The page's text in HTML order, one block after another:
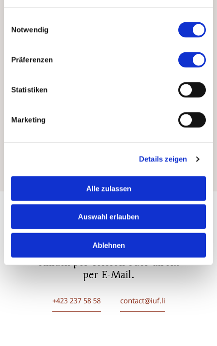
Notwendig
Präferenzen
Statistiken
Marketing
Details zeigen
Alle zulassen
Auswahl erlauben
Ablehnen
Fundament.
Liechtenstein in der aktuellen Broschüre,
Liechtenstein
Broschüre Finanzplatz Liechtenstein
Kontaktieren Sie uns ganz
einfach per Telefon oder direkt
per E-Mail.
+423 237 58 58 contact@iuf.li